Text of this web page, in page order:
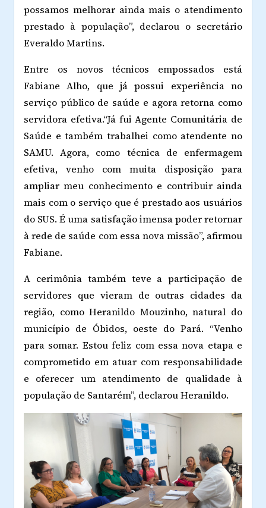
possamos melhorar ainda mais o atendimento
prestado à população”, declarou o secretário
Everaldo Martins.
Entre os novos técnicos empossados está
Fabiane Alho, que já possui experiência no
serviço público de saúde e agora retorna como
servidora efetiva.“Já fui Agente Comunitária de
Saúde e também trabalhei como atendente no
SAMU. Agora, como técnica de enfermagem
efetiva, venho com muita disposição para
ampliar meu conhecimento e contribuir ainda
mais com o serviço que é prestado aos usuários
do SUS. É uma satisfação imensa poder retornar
à rede de saúde com essa nova missão”, afirmou
Fabiane.
A cerimônia também teve a participação de
servidores que vieram de outras cidades da
região, como Heranildo Mouzinho, natural do
município de Óbidos, oeste do Pará. “Venho
para somar. Estou feliz com essa nova etapa e
comprometido em atuar com responsabilidade
e oferecer um atendimento de qualidade à
população de Santarém”, declarou Heranildo.